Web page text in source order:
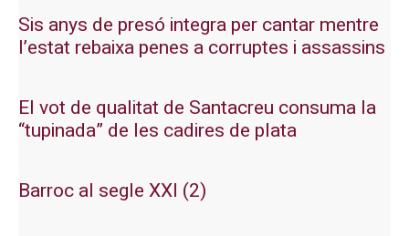
Sis anys de presó integra per cantar mentre
l’estat rebaixa penes a corruptes i assassins
El vot de qualitat de Santacreu consuma la
“tupinada” de les cadires de plata
Barroc al segle XXI (2)